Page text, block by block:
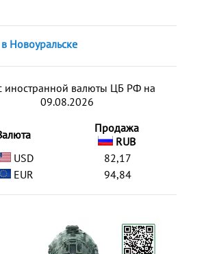
Новоуральске
иностранной валюты ЦБ РФ на
09.08.2026
Продажа
RUB
USD
82,17
EUR
94,84